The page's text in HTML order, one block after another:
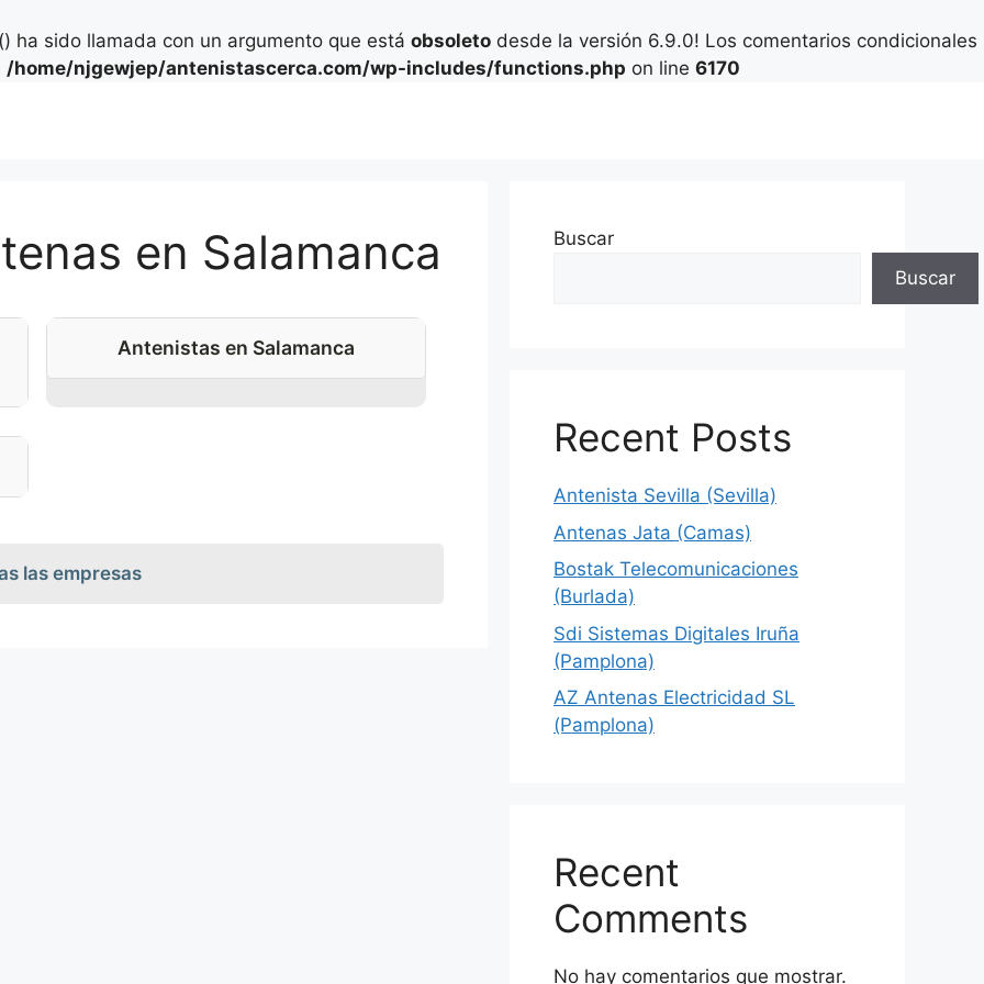
ha sido llamada con un argumento que está obsoleto desde la versión 6.9.0! Los comentarios condicionales
/home/njgewjep/antenistascerca.com/wp-includes/functions.php on line 6170
en Salamanca
Antenistas en Salamanca
las empresas
Buscar
Buscar
Recent Posts
Antenista Sevilla (Sevilla)
Antenas Jata (Camas)
Bostak Telecomunicaciones
(Burlada)
Sdi Sistemas Digitales Iruña
(Pamplona)
AZ Antenas Electricidad SL
(Pamplona)
Recent
Comments
No hay comentarios que mostrar.